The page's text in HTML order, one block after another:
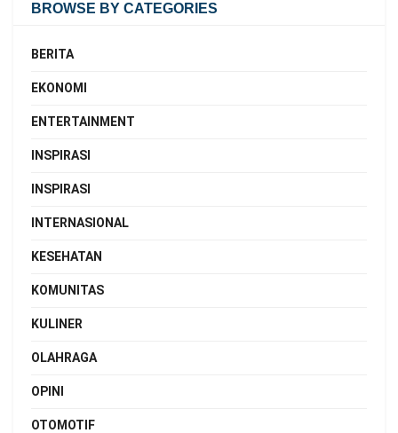
BROWSE BY CATEGORIES
BERITA
EKONOMI
ENTERTAINMENT
INSPIRASI
INSPIRASI
INTERNASIONAL
KESEHATAN
KOMUNITAS
KULINER
OLAHRAGA
OPINI
OTOMOTIF